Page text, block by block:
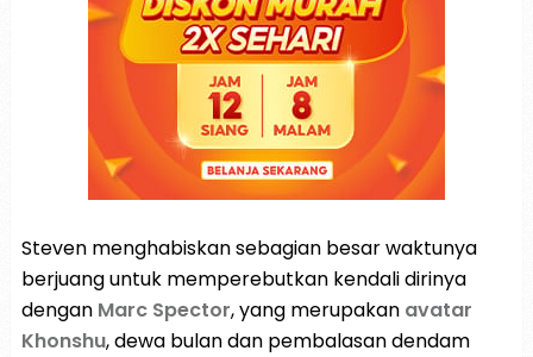
Steven menghabiskan sebagian besar waktunya
berjuang untuk memperebutkan kendali dirinya
dengan Marc Spector, yang merupakan avatar
Khonshu, dewa bulan dan pembalasan dendam